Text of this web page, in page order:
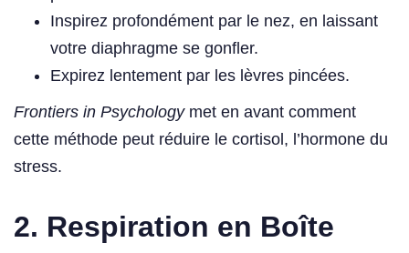
Inspirez profondément par le nez, en laissant
votre diaphragme se gonfler.
Expirez lentement par les lèvres pincées.
Frontiers in Psychologymet en avant comment
cette méthode peut réduire le cortisol, l’hormone du
stress.
2. Respiration en Boîte